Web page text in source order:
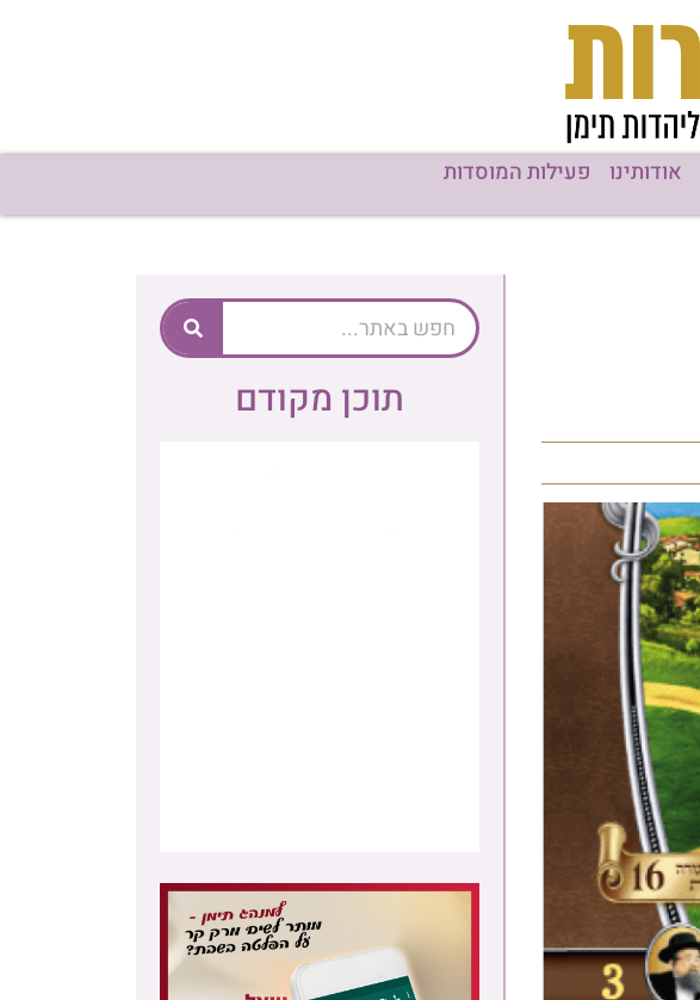
אודותינו פעילות המוסדות
תוכן מקודם